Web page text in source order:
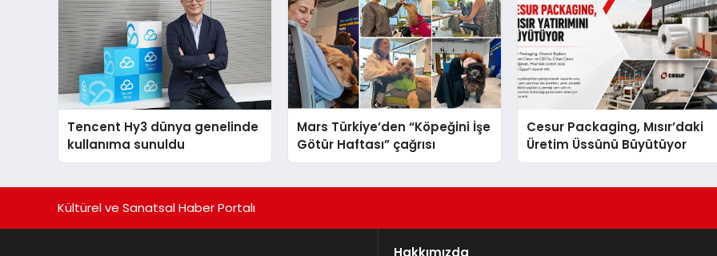
Tencent Hy3 dünya genelinde
kullanıma sunuldu
Mars Türkiye’den “Köpeğini İşe
Götür Haftası” çağrısı
Cesur Packaging, Mısır’daki
Üretim Üssünü Büyütüyor
Kültürel ve Sanatsal Haber Portalı
Hakkımızda